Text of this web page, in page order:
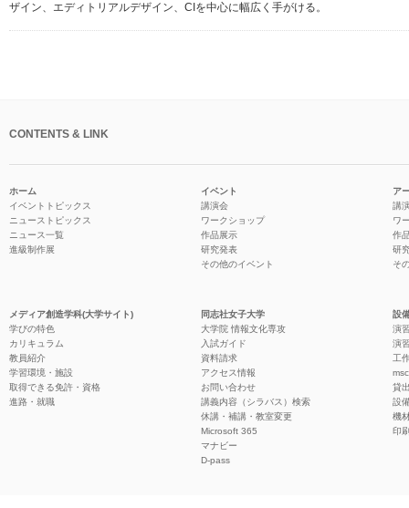
ザイン、エディトリアルデザイン、CIを中心に幅広く手がける。
CONTENTS & LINK
ホーム
イベントトピックス
ニューストピックス
ニュース一覧
進級制作展
イベント
講演会
ワークショップ
作品展示
研究発表
その他のイベント
ア
講
ワ
作
研
そ
メディア創造学科(大学サイト)
学びの特色
カリキュラム
教員紹介
学習環境・施設
取得できる免許・資格
進路・就職
同志社女子大学
大学院 情報文化専攻
入試ガイド
資料請求
アクセス情報
お問い合わせ
講義内容（シラバス）検索
休講・補講・教室変更
Microsoft 365
マナビー
D-pass
設
演
演
工
貸
設
機
印